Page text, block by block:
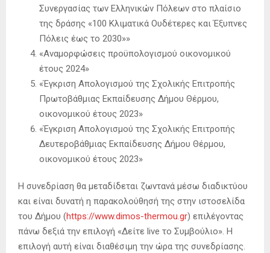
Συνεργασίας των Ελληνικών Πόλεων στο πλαίσιο
της δράσης «100 Κλιματικά Ουδέτερες και Έξυπνες
Πόλεις έως το 2030»»
«Αναμορφώσεις προϋπολογισμού οικονομικού
έτους 2024»
«Έγκριση Απολογισμού της Σχολικής Επιτροπής
Πρωτοβάθμιας Εκπαίδευσης Δήμου Θέρμου,
οικονομικού έτους 2023»
«Έγκριση Απολογισμού της Σχολικής Επιτροπής
Δευτεροβάθμιας Εκπαίδευσης Δήμου Θέρμου,
οικονομικού έτους 2023»
Η συνεδρίαση θα μεταδίδεται ζωντανά μέσω διαδικτύου
και είναι δυνατή η παρακολούθησή της στην ιστοσελίδα
του Δήμου (https://www.dimos-thermou.gr) επιλέγοντας
πάνω δεξιά την επιλογή «Δείτε live το Συμβούλιο». Η
επιλογή αυτή είναι διαθέσιμη την ώρα της συνεδρίασης.